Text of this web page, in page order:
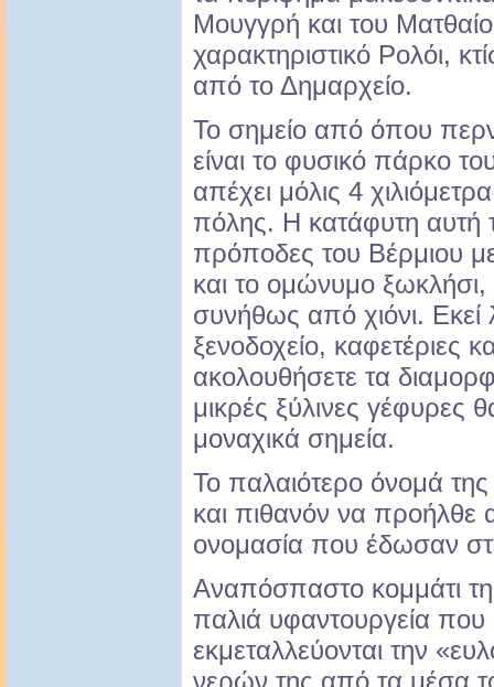
Μουγγρή και του
χαρακτηριστικό Ρολόι,
από το Δημαρχείο.
Το σημείο από όπου
είναι το φυσικό πάρκο
απέχει μόλις 4
πόλης. Η κατάφυτη αυτή
πρόποδες του Βέρμιου
και το ομώνυμο ξωκλήσι,
συνήθως από χιόνι. Εκεί
ξενοδοχείο, καφετέριες
ακολουθήσετε τα
μικρές ξύλινες γέφυρες
μοναχικά σημεία.
Το παλαιότερο όνομά
και πιθανόν να
ονομασία που έδωσαν
Αναπόσπαστο κομμάτι
παλιά υφαντουργεία που
εκμεταλλεύονται την
νερών της από τα μέσα